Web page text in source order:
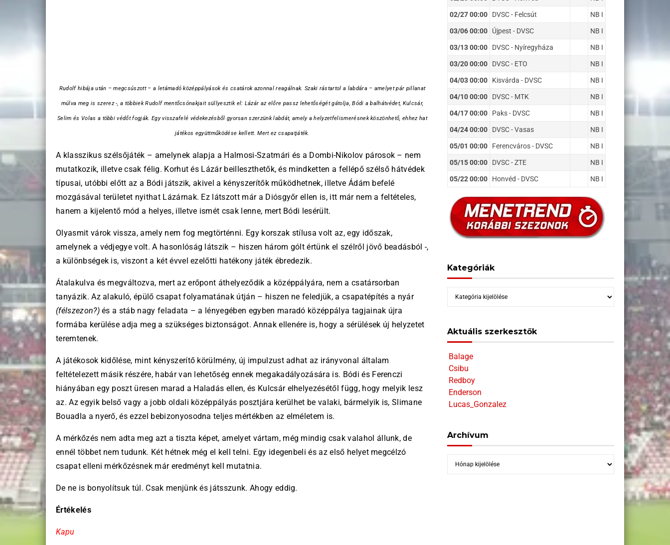
Rudolf hibája után – megcsúszott – a letámadó középpályások és csatárok azonnal reagálnak. Szaki rástartol a labdára – amelyet pár pillanat
múlva meg is szerez -, a többiek Rudolf mentőcsónakjait süllyesztik el: Lázár az előre passz lehetőségét gátolja, Bódi a balhátvédet, Kulcsár,
Selim és Volas a többi védőt fogják. Egy visszafelé védekezésből gyorsan szerzünk labdát, amely a helyzetfelismerésnek köszönhető, ehhez hat
játékos együttműködése kellett. Mert ez csapatjáték.
A klasszikus szélsőjáték – amelynek alapja a Halmosi-Szatmári és a Dombi-Nikolov párosok – nem
mutatkozik, illetve csak félig. Korhut és Lázár beilleszthetők, és mindketten a fellépő szélső hátvédek
típusai, utóbbi előtt az a Bódi játszik, akivel a kényszerítők működhetnek, illetve Ádám befelé
mozgásával területet nyithat Lázárnak. Ez látszott már a Diósgyőr ellen is, itt már nem a feltételes,
hanem a kijelentő mód a helyes, illetve ismét csak lenne, mert Bódi lesérült.
Olyasmit várok vissza, amely nem fog megtörténni. Egy korszak stílusa volt az, egy időszak,
amelynek a védjegye volt. A hasonlóság látszik – hiszen három gólt értünk el szélről jövő beadásból -,
a különbségek is, viszont a két évvel ezelőtti hatékony játék ébredezik.
Átalakulva és megváltozva, mert az erőpont áthelyeződik a középpályára, nem a csatársorban
tanyázik. Az alakuló, épülő csapat folyamatának útján – hiszen ne feledjük, a csapatépítés a nyár
(félszezon?)és a stáb nagy feladata – a lényegében egyben maradó középpálya tagjainak újra
formába kerülése adja meg a szükséges biztonságot. Annak ellenére is, hogy a sérülések új helyzetet
teremtenek.
A játékosok kidőlése, mint kényszerítő körülmény, új impulzust adhat az irányvonal általam
feltételezett másik részére, habár van lehetőség ennek megakadályozására is. Bódi és Ferenczi
hiányában egy poszt üresen marad a Haladás ellen, és Kulcsár elhelyezésétől függ, hogy melyik lesz
az. Az egyik belső vagy a jobb oldali középpályás posztjára kerülhet be valaki, bármelyik is, Slimane
Bouadla a nyerő, és ezzel bebizonyosodna teljes mértékben az elméletem is.
A mérkőzés nem adta meg azt a tiszta képet, amelyet vártam, még mindig csak valahol állunk, de
ennél többet nem tudunk. Két hétnek még el kell telni. Egy idegenbeli és az első helyet megcélzó
csapat elleni mérkőzésnek már eredményt kell mutatnia.
De ne is bonyolítsuk túl. Csak menjünk és játsszunk. Ahogy eddig.
Értékelés
Kapu
02/27 00:00 DVSC - Felcsút NB I
03/06 00:00 Újpest - DVSC NB I
03/13 00:00 DVSC - Nyíregyháza NB I
03/20 00:00 DVSC - ETO NB I
04/03 00:00 Kisvárda - DVSC NB I
04/10 00:00 DVSC - MTK NB I
04/17 00:00 Paks - DVSC NB I
04/24 00:00 DVSC - Vasas NB I
05/01 00:00 Ferencváros - DVSC NB I
05/15 00:00 DVSC - ZTE NB I
05/22 00:00 Honvéd - DVSC NB I
Kategóriák
Kategóriák
Aktuális szerkesztők
Balage
Csibu
Redboy
Enderson
Lucas_Gonzalez
Archívum
Archívum